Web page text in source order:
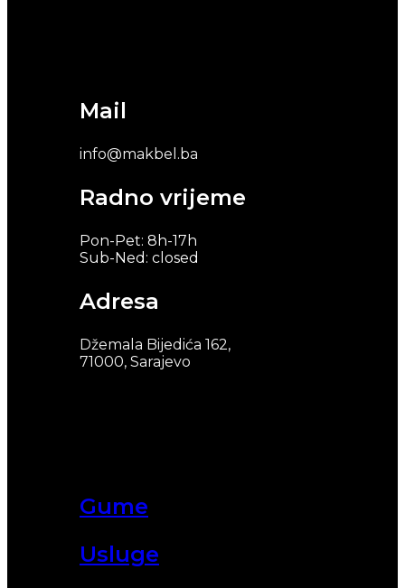
Gume
Usluge
Mail
info@makbel.ba
Radno vrijeme
Pon-Pet: 8h-17h
Sub-Ned: closed
Adresa
Džemala Bijedića 162,
71000, Sarajevo